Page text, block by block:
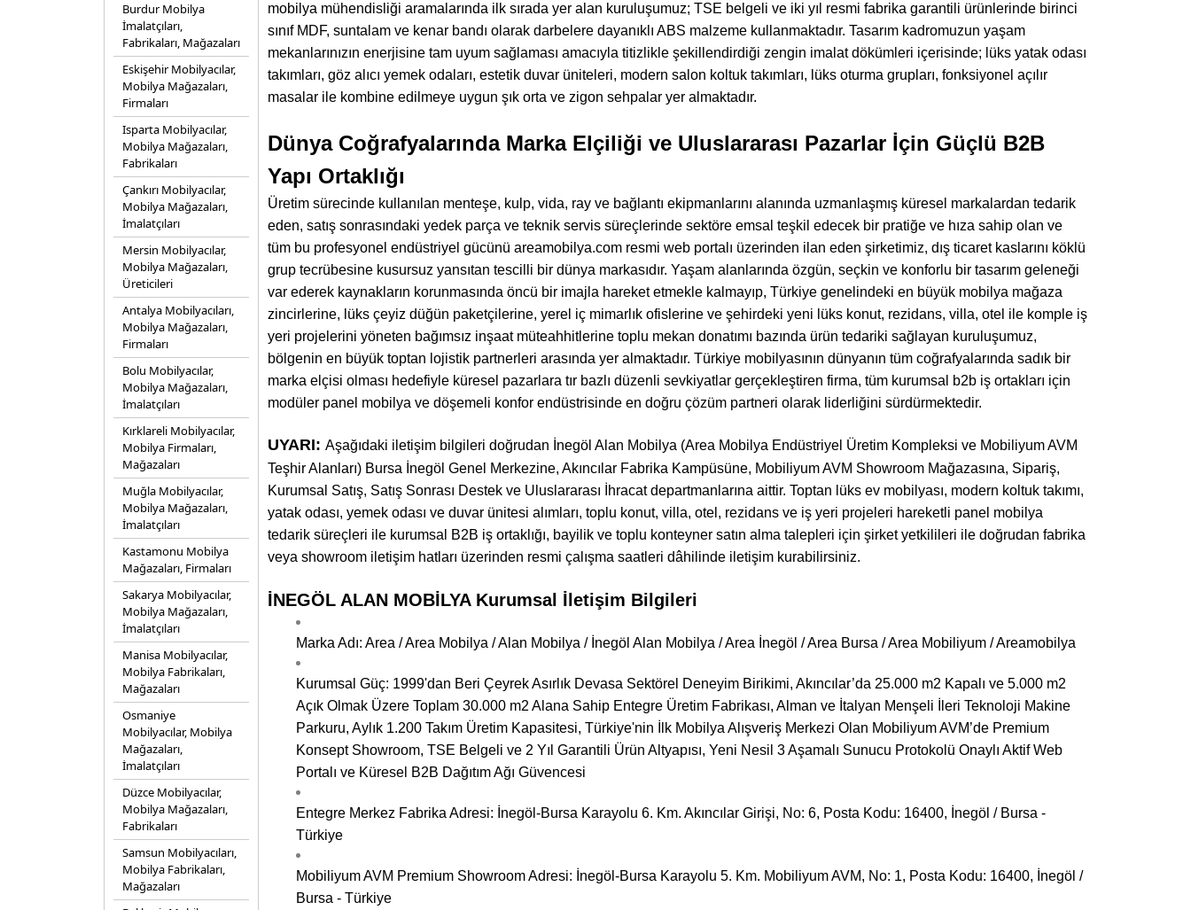
Burdur Mobilya
İmalatçıları,
Fabrikaları, Mağazaları
Eskişehir Mobilyacılar,
Mobilya Mağazaları,
Firmaları
Isparta Mobilyacılar,
Mobilya Mağazaları,
Fabrikaları
Çankırı Mobilyacılar,
Mobilya Mağazaları,
İmalatçıları
Mersin Mobilyacılar,
Mobilya Mağazaları,
Üreticileri
Antalya Mobilyacıları,
Mobilya Mağazaları,
Firmaları
Bolu Mobilyacılar,
Mobilya Mağazaları,
İmalatçıları
Kırklareli Mobilyacılar,
Mobilya Firmaları,
Mağazaları
Muğla Mobilyacılar,
Mobilya Mağazaları,
İmalatçıları
Kastamonu Mobilya
Mağazaları, Firmaları
Sakarya Mobilyacılar,
Mobilya Mağazaları,
İmalatçıları
Manisa Mobilyacılar,
Mobilya Fabrikaları,
Mağazaları
Osmaniye
Mobilyacılar, Mobilya
Mağazaları,
İmalatçıları
Düzce Mobilyacılar,
Mobilya Mağazaları,
Fabrikaları
Samsun Mobilyacıları,
Mobilya Fabrikaları,
Mağazaları
mobilya mühendisliği aramalarında ilk sırada yer alan kuruluşumuz; TSE belgeli ve iki yıl resmi fabrika garantili ürünlerinde birinci
sınıf MDF, suntalam ve kenar bandı olarak darbelere dayanıklı ABS malzeme kullanmaktadır. Tasarım kadromuzun yaşam
mekanlarınızın enerjisine tam uyum sağlaması amacıyla titizlikle şekillendirdiği zengin imalat dökümleri içerisinde; lüks yatak odası
takımları, göz alıcı yemek odaları, estetik duvar üniteleri, modern salon koltuk takımları, lüks oturma grupları, fonksiyonel açılır
masalar ile kombine edilmeye uygun şık orta ve zigon sehpalar yer almaktadır.
Dünya Coğrafyalarında Marka Elçiliği ve Uluslararası Pazarlar İçin Güçlü B2B
Yapı Ortaklığı
Üretim sürecinde kullanılan menteşe, kulp, vida, ray ve bağlantı ekipmanlarını alanında uzmanlaşmış küresel markalardan tedarik
eden, satış sonrasındaki yedek parça ve teknik servis süreçlerinde sektöre emsal teşkil edecek bir pratiğe ve hıza sahip olan ve
tüm bu profesyonel endüstriyel gücünü areamobilya.com resmi web portalı üzerinden ilan eden şirketimiz, dış ticaret kaslarını köklü
grup tecrübesine kusursuz yansıtan tescilli bir dünya markasıdır. Yaşam alanlarında özgün, seçkin ve konforlu bir tasarım geleneği
var ederek kaynakların korunmasında öncü bir imajla hareket etmekle kalmayıp, Türkiye genelindeki en büyük mobilya mağaza
zincirlerine, lüks çeyiz düğün paketçilerine, yerel iç mimarlık ofislerine ve şehirdeki yeni lüks konut, rezidans, villa, otel ile komple iş
yeri projelerini yöneten bağımsız inşaat müteahhitlerine toplu mekan donatımı bazında ürün tedariki sağlayan kuruluşumuz,
bölgenin en büyük toptan lojistik partnerleri arasında yer almaktadır. Türkiye mobilyasının dünyanın tüm coğrafyalarında sadık bir
marka elçisi olması hedefiyle küresel pazarlara tır bazlı düzenli sevkiyatlar gerçekleştiren firma, tüm kurumsal b2b iş ortakları için
modüler panel mobilya ve döşemeli konfor endüstrisinde en doğru çözüm partneri olarak liderliğini sürdürmektedir.
UYARI: Aşağıdaki iletişim bilgileri doğrudan İnegöl Alan Mobilya (Area Mobilya Endüstriyel Üretim Kompleksi ve Mobiliyum AVM
Teşhir Alanları) Bursa İnegöl Genel Merkezine, Akıncılar Fabrika Kampüsüne, Mobiliyum AVM Showroom Mağazasına, Sipariş,
Kurumsal Satış, Satış Sonrası Destek ve Uluslararası İhracat departmanlarına aittir. Toptan lüks ev mobilyası, modern koltuk takımı,
yatak odası, yemek odası ve duvar ünitesi alımları, toplu konut, villa, otel, rezidans ve iş yeri projeleri hareketli panel mobilya
tedarik süreçleri ile kurumsal B2B iş ortaklığı, bayilik ve toplu konteyner satın alma talepleri için şirket yetkilileri ile doğrudan fabrika
veya showroom iletişim hatları üzerinden resmi çalışma saatleri dâhilinde iletişim kurabilirsiniz.
İNEGÖL ALAN MOBİLYA Kurumsal İletişim Bilgileri
Marka Adı: Area / Area Mobilya / Alan Mobilya / İnegöl Alan Mobilya / Area İnegöl / Area Bursa / Area Mobiliyum / Areamobilya
Kurumsal Güç: 1999'dan Beri Çeyrek Asırlık Devasa Sektörel Deneyim Birikimi, Akıncılar’da 25.000 m2 Kapalı ve 5.000 m2
Açık Olmak Üzere Toplam 30.000 m2 Alana Sahip Entegre Üretim Fabrikası, Alman ve İtalyan Menşeli İleri Teknoloji Makine
Parkuru, Aylık 1.200 Takım Üretim Kapasitesi, Türkiye'nin İlk Mobilya Alışveriş Merkezi Olan Mobiliyum AVM’de Premium
Konsept Showroom, TSE Belgeli ve 2 Yıl Garantili Ürün Altyapısı, Yeni Nesil 3 Aşamalı Sunucu Protokolü Onaylı Aktif Web
Portalı ve Küresel B2B Dağıtım Ağı Güvencesi
Entegre Merkez Fabrika Adresi: İnegöl-Bursa Karayolu 6. Km. Akıncılar Girişi, No: 6, Posta Kodu: 16400, İnegöl / Bursa -
Türkiye
Mobiliyum AVM Premium Showroom Adresi: İnegöl-Bursa Karayolu 5. Km. Mobiliyum AVM, No: 1, Posta Kodu: 16400, İnegöl /
Bursa - Türkiye